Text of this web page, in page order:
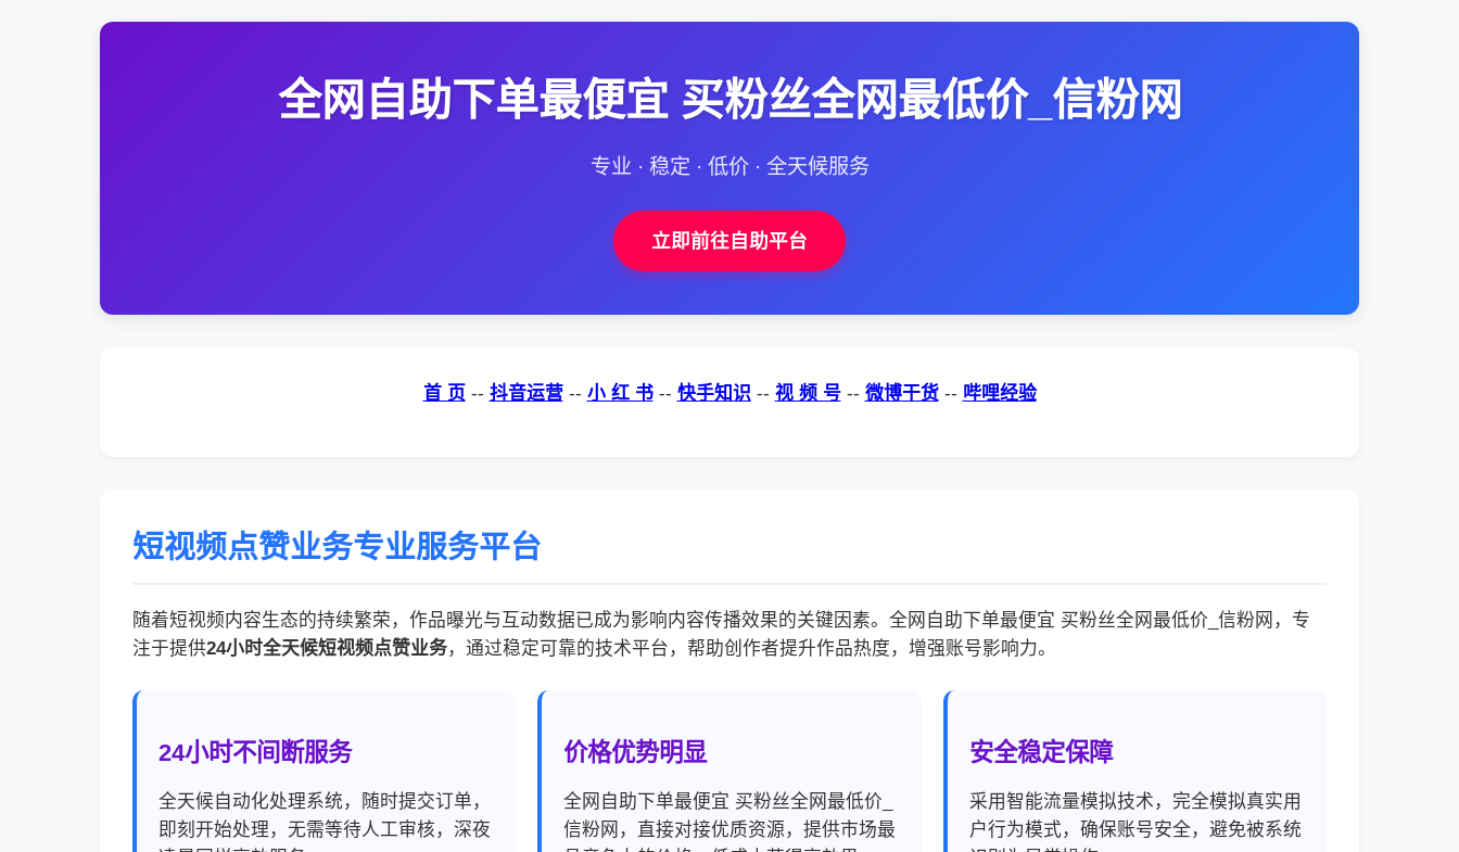
全网自助下单最便宜 买粉丝全网最低价_信粉网
专业 · 稳定 · 低价 · 全天候服务
立即前往自助平台
首 页 -- 抖音运营-- 小 红 书-- 快手知识 -- 视 频 号-- 微博干货-- 哔哩经验
短视频点赞业务专业服务平台
随着短视频内容生态的持续繁荣，作品曝光与互动数据已成为影响内容传播效果的关键因素。全网自助下单最便宜 买粉丝全网最低价_信粉网，专
注于提供24小时全天候短视频点赞业务，通过稳定可靠的技术平台，帮助创作者提升作品热度，增强账号影响力。
24小时不间断服务
全天候自动化处理系统，随时提交订单，
即刻开始处理，无需等待人工审核，深夜
价格优势明显
全网自助下单最便宜 买粉丝全网最低价_
信粉网，直接对接优质资源，提供市场最
安全稳定保障
采用智能流量模拟技术，完全模拟真实用
户行为模式，确保账号安全，避免被系统